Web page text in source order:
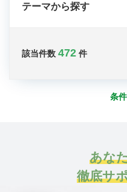
テーマから探す
該当件数 472 件
条
あな
徹底サ